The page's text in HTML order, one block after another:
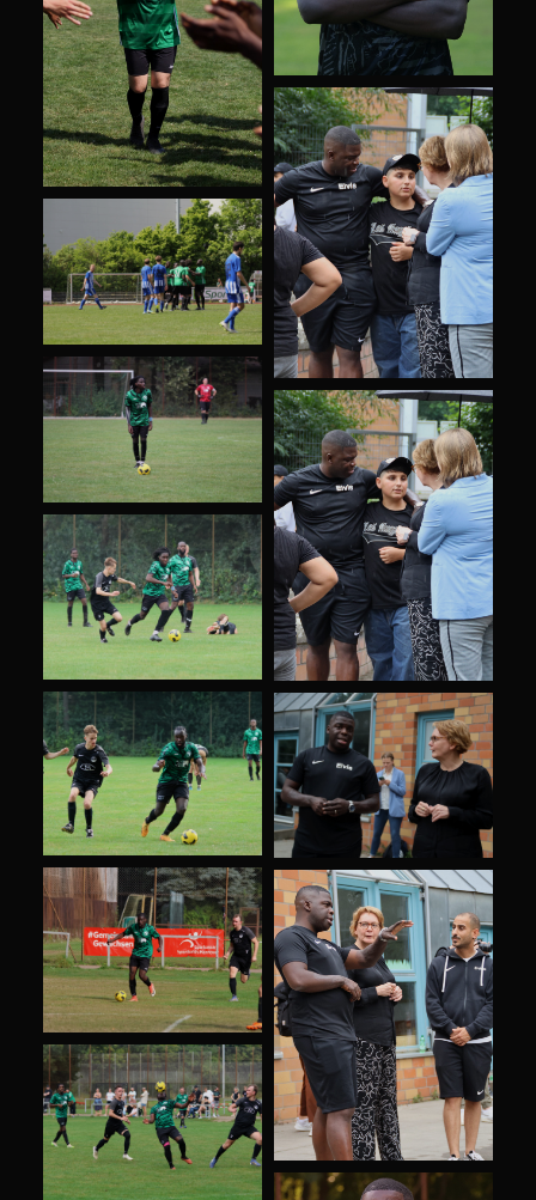
ASV Hannover
Online · Antwortet sofort